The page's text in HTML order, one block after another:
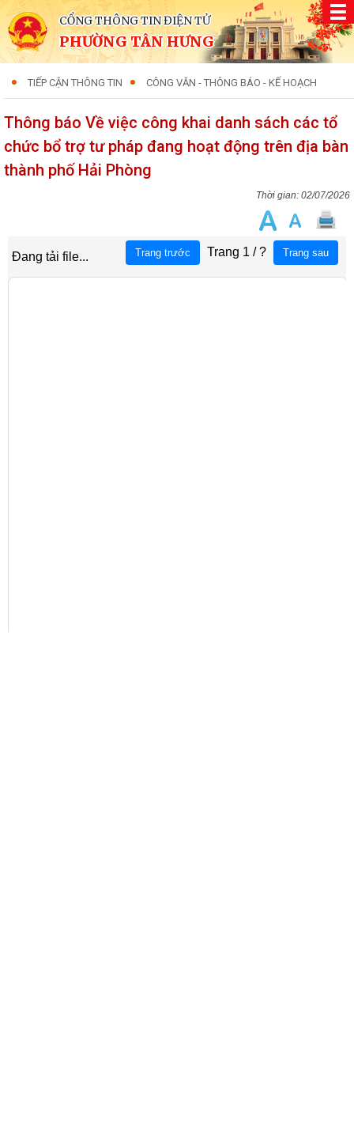
CỔNG THÔNG TIN ĐIỆN TỬ
PHƯỜNG TÂN HƯNG
TIẾP CẬN THÔNG TIN CÔNG VĂN - THÔNG BÁO - KẾ HOẠCH
Thông báo Về việc công khai danh sách các tổ
chức bổ trợ tư pháp đang hoạt động trên địa bàn
thành phố Hải Phòng
02/07/2026